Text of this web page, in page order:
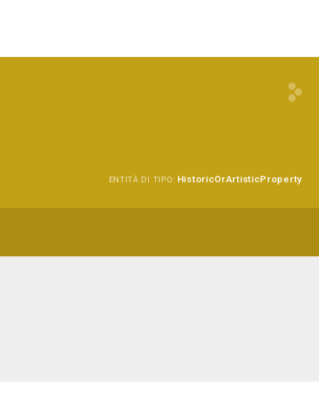
ENTITÀ DI TIPO: HistoricOrArtisticProperty